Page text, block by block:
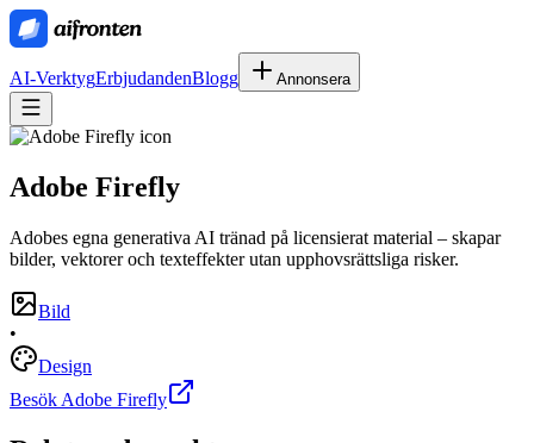
AI-VerktygErbjudandenBlogg Annonsera
Adobe Firefly
Adobes egna generativa AI tränad på licensierat material – skapar
bilder, vektorer och texteffekter utan upphovsrättsliga risker.
Bild
•
Design
Besök Adobe Firefly